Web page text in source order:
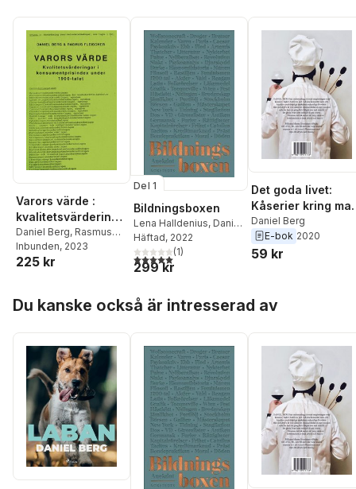
Varors värde :
kvalitetsvärderinga
r i
konsumentprisinde
x under 1900-talet
Daniel Berg, Rasmus
Fleischer
Inbunden, 2023
225 kr
Del 1
Bildningsboxen
Lena Halldenius, Daniel
Berg,David Larsson
Heidenblad
Dirke,Anna Blennow
Häftad, 2022
5,0utav 5 stjärnor. Totalt antal röster:
(1)
299 kr
Det goda livet:
Kåserier kring
dryck & musik
Daniel Berg
E-bok 2020
59 kr
Du kanske också är intresserad av